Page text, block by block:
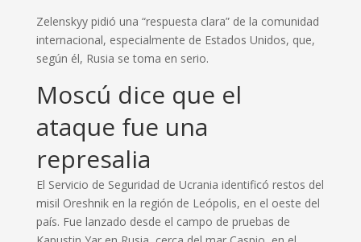
Zelenskyy pidió una “respuesta clara” de la comunidad
internacional, especialmente de Estados Unidos, que,
según él, Rusia se toma en serio.
Moscú dice que el
ataque fue una
represalia
El Servicio de Seguridad de Ucrania identificó restos del
misil Oreshnik en la región de Leópolis, en el oeste del
país. Fue lanzado desde el campo de pruebas de